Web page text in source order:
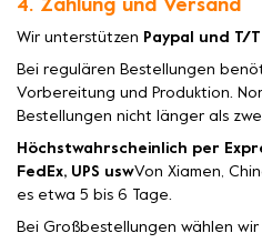
4. Zahlung und Versand
Wir unterstützen Paypal und T/
Bei regulären Bestellungen
Vorbereitung und Produktion.
Bestellungen nicht länger als
Höchstwahrscheinlich per
FedEx, UPS uswVon Xiamen,
es etwa 5 bis 6 Tage.
Bei Großbestellungen wählen wir